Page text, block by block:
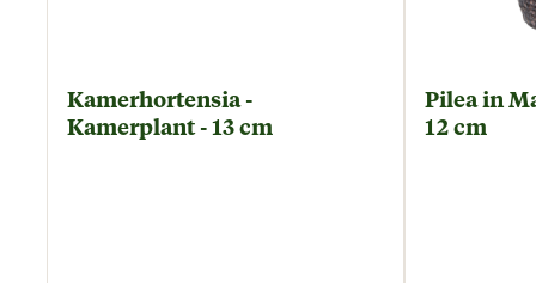
Kamerhortensia -
Kamerplant - 13 cm
Pilea in
12 cm